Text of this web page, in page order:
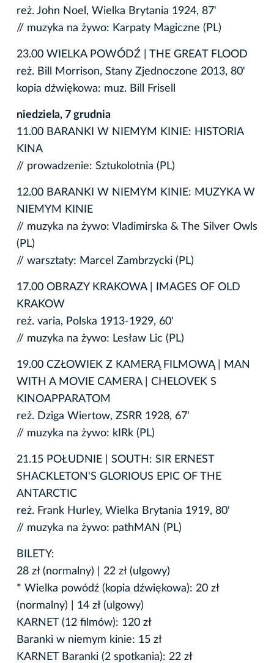
reż. John Noel, Wielka Brytania 1924, 87'
// muzyka na żywo: Karpaty Magiczne (PL)
23.00 WIELKA POWÓDŹ | THE GREAT FLOOD
reż. Bill Morrison, Stany Zjednoczone 2013, 80'
kopia dźwiękowa: muz. Bill Frisell
niedziela, 7 grudnia
11.00 BARANKI W NIEMYM KINIE: HISTORIA
KINA
// prowadzenie: Sztukolotnia (PL)
12.00 BARANKI W NIEMYM KINIE: MUZYKA W
NIEMYM KINIE
// muzyka na żywo: Vladimirska & The Silver Owls
(PL)
// warsztaty: Marcel Zambrzycki (PL)
17.00 OBRAZY KRAKOWA | IMAGES OF OLD
KRAKOW
reż. varia, Polska 1913-1929, 60'
// muzyka na żywo: Lesław Lic (PL)
19.00 CZŁOWIEK Z KAMERĄ FILMOWĄ | MAN
WITH A MOVIE CAMERA | CHELOVEK S
KINOAPPARATOM
reż. Dziga Wiertow, ZSRR 1928, 67'
// muzyka na żywo: kIRk (PL)
21.15 POŁUDNIE | SOUTH: SIR ERNEST
SHACKLETON'S GLORIOUS EPIC OF THE
ANTARCTIC
reż. Frank Hurley, Wielka Brytania 1919, 80'
// muzyka na żywo: pathMAN (PL)
BILETY:
28 zł (normalny) | 22 zł (ulgowy)
* Wielka powódź (kopia dźwiękowa): 20 zł
(normalny) | 14 zł (ulgowy)
KARNET (12 filmów): 120 zł
Baranki w niemym kinie: 15 zł
KARNET Baranki (2 spotkania): 22 zł